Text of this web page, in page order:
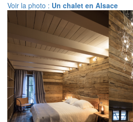
Voir la photo : Un chalet en Alsace